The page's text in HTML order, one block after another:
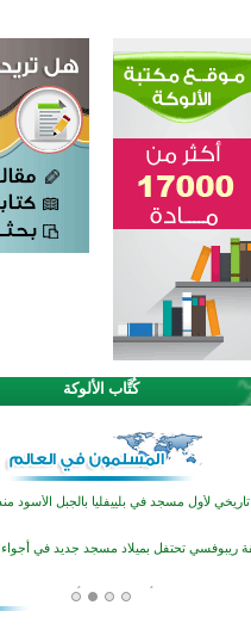
كُتَّاب الألوكة
الدورة التاسعة لمسابقة حفظ وتلاوة القرآن
برنامجا تعليميا لتعزيز القيم وبناء
منافسات قرآنية متميزة في بنغلاديش بمشاركة 3000 متسابق
تاريخي لأول مسجد في بلييفليا بالجبل الأسود
ريبوفسي تحتفل بميلاد مسجد جديد في أجواء
إسلامي في ريف أستراليا يفتتح أبوابه بعد